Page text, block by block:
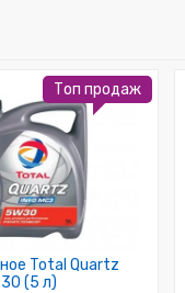
Total Quartz
30 (5 л)
Топ продаж